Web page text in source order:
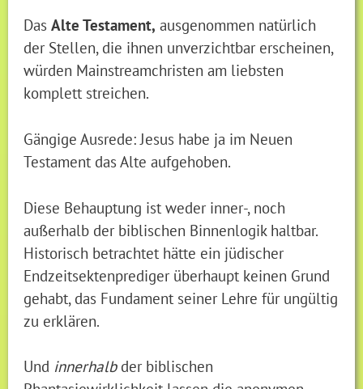
DasAlte Testament, ausgenommen natürlich
der Stellen, die ihnen unverzichtbar erscheinen,
würden Mainstreamchristen am liebsten
komplett streichen.
Gängige Ausrede: Jesus habe ja im Neuen
Testament das Alte aufgehoben.
Diese Behauptung ist weder inner-, noch
außerhalb der biblischen Binnenlogik haltbar.
Historisch betrachtet hätte ein jüdischer
Endzeitsektenprediger überhaupt keinen Grund
gehabt, das Fundament seiner Lehre für ungültig
zu erklären.
Und innerhalb der biblischen